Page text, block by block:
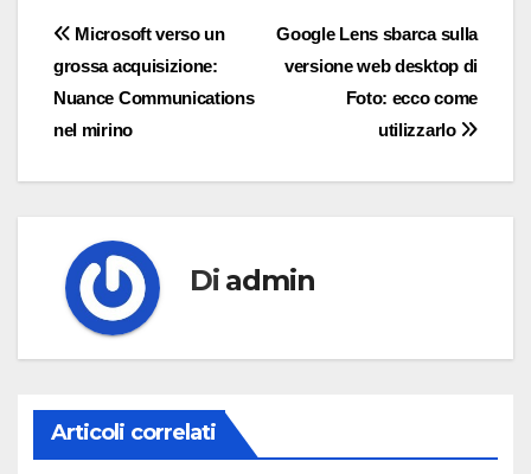
Navigazione
articoli
Google Lens sbarca sulla
versione web desktop di
Foto: ecco come
utilizzarlo
Microsoft verso un
grossa acquisizione:
Nuance Communications
nel mirino
Di admin
Articoli correlati